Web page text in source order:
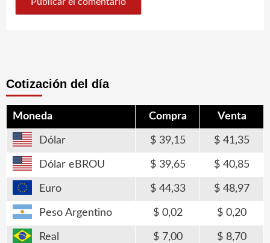
Cotización del día
Moneda Compra Venta
Dólar 39,15 41,35
Dólar eBROU 39,65 40,85
Euro 44,33 48,97
Peso Argentino 0,02 0,20
Real 7,00 8,70